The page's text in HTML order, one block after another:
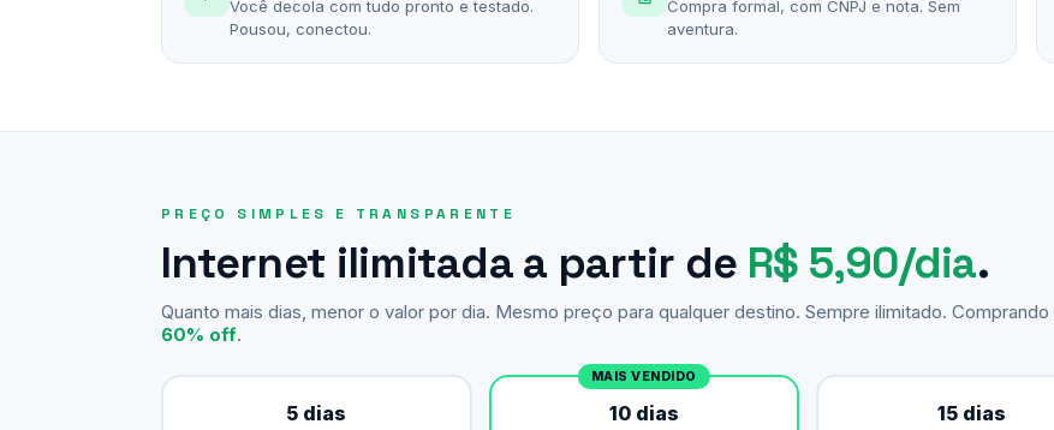
Você decola com tudo pronto e testado.
Pousou, conectou.
Compra formal, com CNPJ e nota. Sem
aventura.
PREÇO SIMPLES E TRANSPARENTE
Internet ilimitada a partir de R$ 5,90/dia.
Quanto mais dias, menor o valor por dia. Mesmo preço para qualquer destino. Sempre ilimitado.
60% off.
5 dias
MAIS VENDIDO
10 dias 15 dias